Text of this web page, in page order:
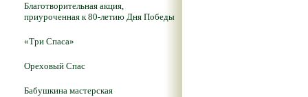
Благотворительная акция,
приуроченная к 80-летию Дня Победы
«Три Спаса»
Ореховый Спас
Бабушкина мастерская